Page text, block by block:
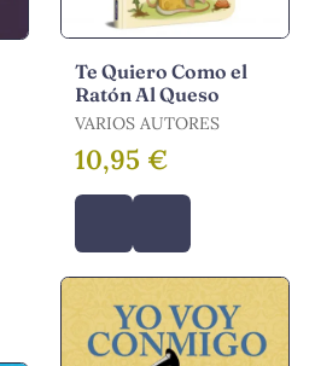
Te Quiero Como el
Ratón Al Queso
VARIOS AUTORES
10,95 €